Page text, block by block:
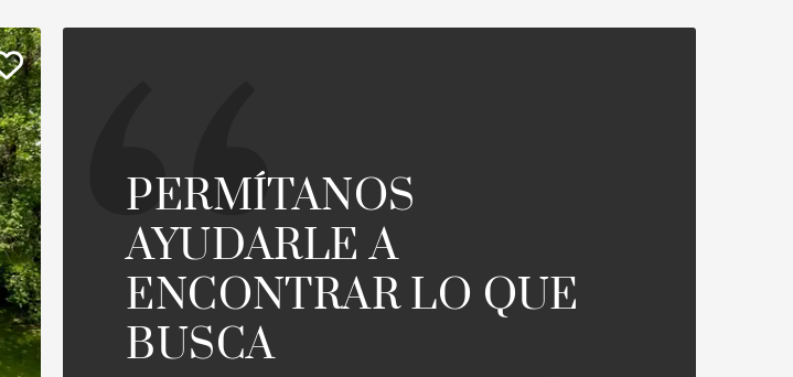
Terreno
Piso con balcón Casa con vistas a la montaña
Ascenseur
Vivienda para reformar Casa en campo de golf
Vue Adour
PERMÍTANOS
AYUDARLE A
ENCONTRAR LO QUE
BUSCA